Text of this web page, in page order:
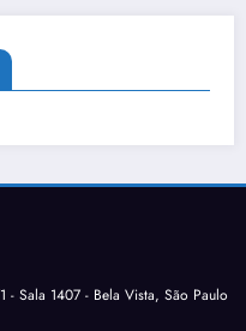
- Sala 1407 - Bela Vista, São Paulo